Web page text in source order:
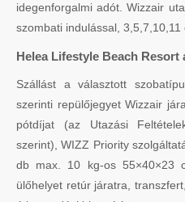
idegenforgalmi adót. Wizzair
szombati indulással,
Helea Lifestyle Beach Resort
Szállást a választott
szerinti repülőjegyet Wizzair
pótdíjat (az Utazási
szerint), WIZZ Priority
db max. 10 kg-os 55×40×23
ülőhelyet retúr járatra,